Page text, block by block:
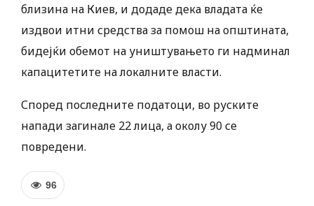
близина на Киев, и додаде дека владата ќе
издвои итни средства за помош на општината,
бидејќи обемот на уништувањето ги надминал
капацитетите на локалните власти.
Според последните податоци, во руските
напади загинале 22 лица, а околу 90 се
повредени.
96